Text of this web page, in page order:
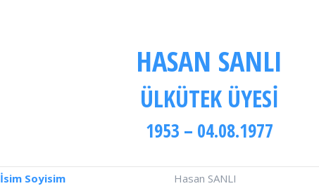
HASAN SANLI
ÜLKÜTEK ÜYESI
1953 – 04.08.1977
İsim Soyisim
Hasan SANLI